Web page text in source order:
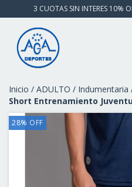
3 CUOTAS SIN INTERES 10%
Inicio / ADULTO / Indumentaria
Short Entrenamiento
28% OFF